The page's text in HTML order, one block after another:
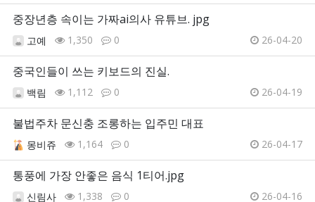
중장년층 속이는 가짜ai의사 유튜브. jpg
고예 1,350 0 26-04-20
중국인들이 쓰는 키보드의 진실.
백림 1,112 0 26-04-19
불법주차 문신충 조롱하는 입주민 대표
몽비쥬 1,164 0 26-04-17
통풍에 가장 안좋은 음식 1티어.jpg
신림사 1,338 0 26-04-16